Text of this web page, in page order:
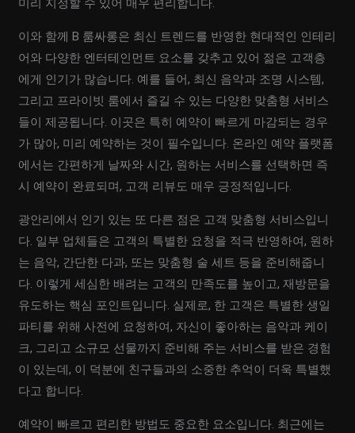
미리 지정할 수 있어 매우 편리합니다.
이와 함께 B 룸싸롱은 최신 트렌드를 반영한 현대적인 인테리
어와 다양한 엔터테인먼트 요소를 갖추고 있어 젊은 고객층
에게 인기가 많습니다. 예를 들어, 최신 음악과 조명 시스템,
그리고 프라이빗 룸에서 즐길 수 있는 다양한 맞춤형 서비스
들이 제공됩니다. 이곳은 특히 예약이 빠르게 마감되는 경우
가 많아, 미리 예약하는 것이 필수입니다. 온라인 예약 플랫폼
에서는 간편하게 날짜와 시간, 원하는 서비스를 선택하면 즉
시 예약이 완료되며, 고객 리뷰도 매우 긍정적입니다.
광안리에서 인기 있는 또 다른 점은 고객 맞춤형 서비스입니
다. 일부 업체들은 고객의 특별한 요청을 적극 반영하여, 원하
는 음악, 간단한 다과, 또는 맞춤형 술 세트 등을 준비해줍니
다. 이렇게 세심한 배려는 고객의 만족도를 높이고, 재방문을
유도하는 핵심 포인트입니다. 실제로, 한 고객은 특별한 생일
파티를 위해 사전에 요청하여, 자신이 좋아하는 음악과 케이
크, 그리고 소규모 선물까지 준비해 주는 서비스를 받은 경험
이 있는데, 이 덕분에 친구들과의 소중한 추억이 더욱 특별했
다고 합니다.
예약이 빠르고 편리한 방법도 중요한 요소입니다. 최근에는